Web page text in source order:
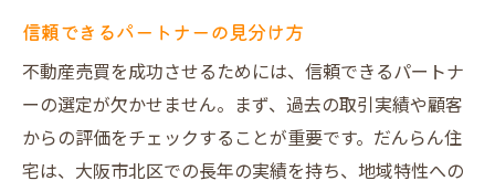
経験豊富な専門家が揃うだんらん住宅
チームサポートがもたらす安心感
各分野のプロが集まる理由とは
チームによる総合的なサポートの流れ
信頼できるパートナーの見分け方
不動産売買を成功させるためには、信頼できるパートナ
ーの選定が欠かせません。まず、過去の取引実績や顧客
からの評価をチェックすることが重要です。だんらん住
宅は、大阪市北区での長年の実績を持ち、地域特性への